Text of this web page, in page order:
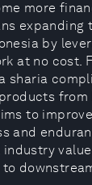
more
expanding
by
at no cost.
sharia
to
and